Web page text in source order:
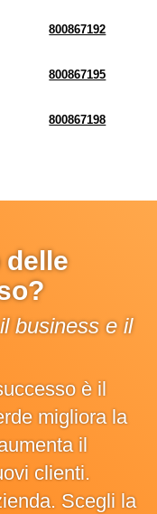
800867192
800867195
800867198
delle
business e il
è il
migliora la
il
clienti.
Scegli la